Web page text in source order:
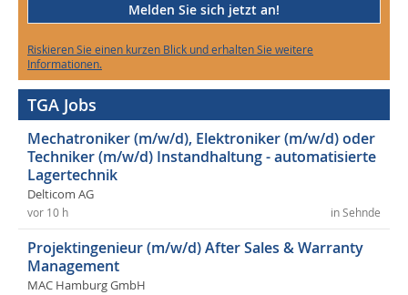
Melden Sie sich jetzt an!
Riskieren Sie einen kurzen Blick und erhalten Sie weitere
Informationen.
TGA Jobs
Mechatroniker (m/w/d), Elektroniker (m/w/d) oder
Techniker (m/w/d) Instandhaltung - automatisierte
Lagertechnik
Delticom AG
in Sehnde
vor 10 h
Projektingenieur (m/w/d) After Sales & Warranty
Management
MAC Hamburg GmbH